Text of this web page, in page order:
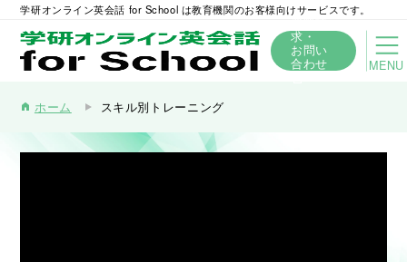
学研オンライン英会話 for School は教育機関のお客様向けサービスです。
求・
お問い
合わせ
MENU
home ホーム スキル別トレーニング